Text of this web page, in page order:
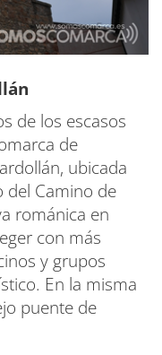
de los escasos
de
ubicada
del Camino de
románica en
con más
y grupos
En la misma
puente de